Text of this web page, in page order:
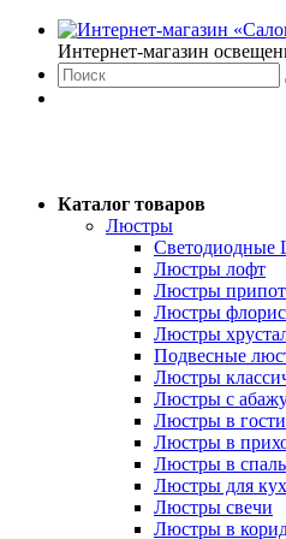
Интернет-магазин
Каталог товаров
Люстры
Светодиодные
Люстры лофт
Люстры
Люстры
Люстры
Подвесные
Люстры
Люстры с
Люстры в
Люстры в
Люстры в
Люстры для
Люстры свечи
Люстры в